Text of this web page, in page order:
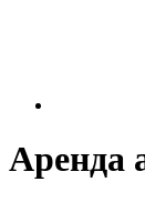
Аренда